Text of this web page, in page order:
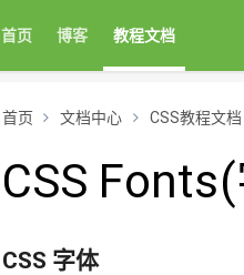
首页 博客 教程文档
首页 文档中心 CSS教程文档
CSS
CSS 字体